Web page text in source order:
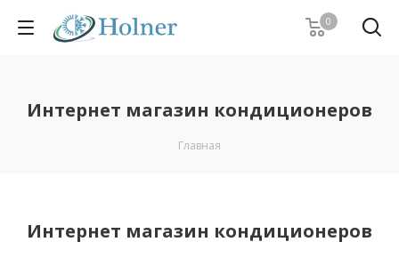
0
Интернет магазин кондиционеров
Главная
Интернет магазин кондиционеров